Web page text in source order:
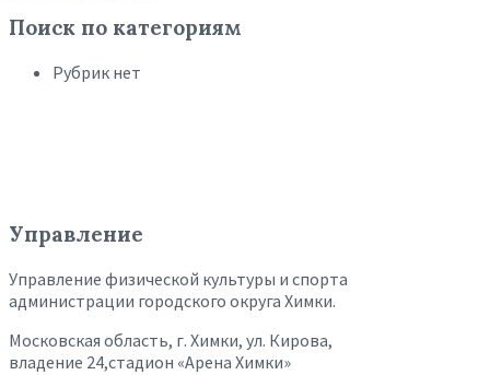
Поиск по категориям
Рубрик нет
Управление
Управление физической культуры и спорта
администрации городского округа Химки.
Московская область, г. Химки, ул. Кирова,
владение 24,стадион «Арена Химки»